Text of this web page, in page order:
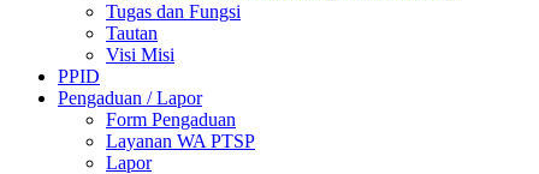
Tugas dan Fungsi
Tautan
Visi Misi
PPID
Pengaduan / Lapor
Form Pengaduan
Layanan WA PTSP
Lapor